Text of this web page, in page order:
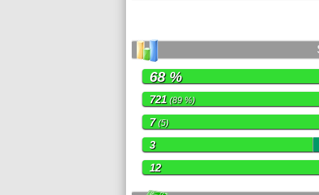
68 %
721 (89 %)
7(5)
3
12